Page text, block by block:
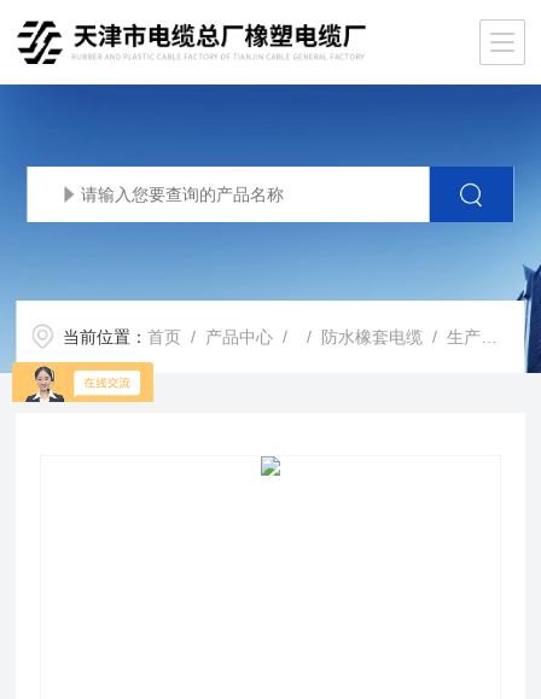
当前位置：首页 / 产品中心 / / 防水橡套电缆 / 生产基地JHSB-3x50mm2扁平橡套软电缆JHSB潜水泵电缆